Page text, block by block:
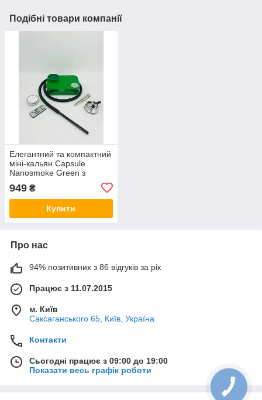
Подібні товари компанії
Елегантний та компактний
міні-кальян Capsule
Nanosmoke Green з
949 ₴
Купити
Про нас
94% позитивних з 86 відгуків за рік
Працює з 11.07.2015
м. Київ
Саксаганського 65, Київ, Україна
Контакти
Сьогодні працює з 09:00 до 19:00
Показати весь графік роботи
КНОПКА
ЗВ'ЯЗКУ